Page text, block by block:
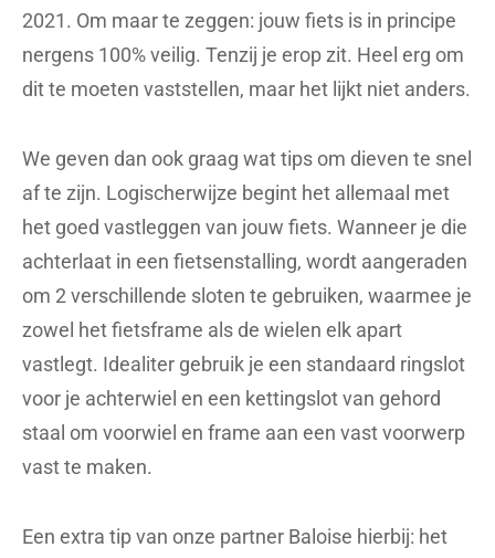
2021. Om maar te zeggen: jouw fiets is in principe
nergens 100% veilig. Tenzij je erop zit. Heel erg om
dit te moeten vaststellen, maar het lijkt niet anders.
We geven dan ook graag wat tips om dieven te snel
af te zijn. Logischerwijze begint het allemaal met
het goed vastleggen van jouw fiets. Wanneer je die
achterlaat in een fietsenstalling, wordt aangeraden
om 2 verschillende sloten te gebruiken, waarmee je
zowel het fietsframe als de wielen elk apart
vastlegt. Idealiter gebruik je een standaard ringslot
voor je achterwiel en een kettingslot van gehord
staal om voorwiel en frame aan een vast voorwerp
vast te maken.
Een extra tip van onze partner Baloise hierbij: het